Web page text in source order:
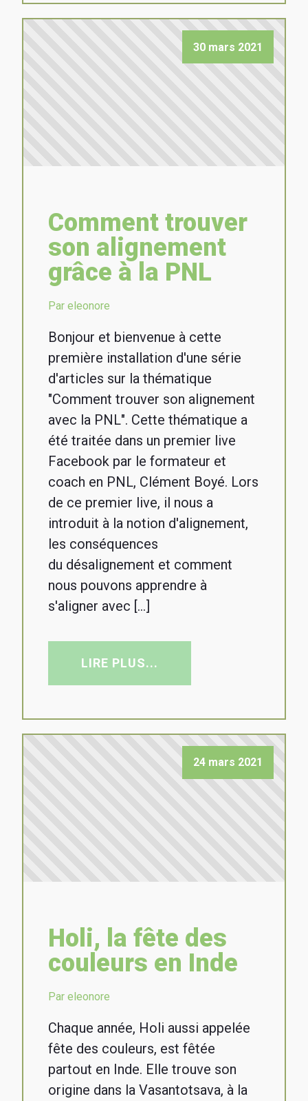
30 mars 2021
Comment trouver
son alignement
grâce à la PNL
Par eleonore
Bonjour et bienvenue à cette
première installation d'une série
d'articles sur la thématique
"Comment trouver son alignement
avec la PNL". Cette thématique a
été traitée dans un premier live
Facebook par le formateur et
coach en PNL, Clément Boyé. Lors
de ce premier live, il nous a
introduit à la notion d'alignement,
les conséquences
du désalignement et comment
nous pouvons apprendre à
s'aligner avec […]
LIRE PLUS...
24 mars 2021
Holi, la fête des
couleurs en Inde
Par eleonore
Chaque année, Holi aussi appelée
fête des couleurs, est fêtée
partout en Inde. Elle trouve son
origine dans la Vasantotsava, à la